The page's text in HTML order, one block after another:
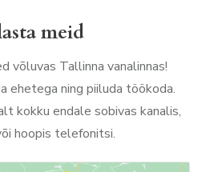
meid
võluvas Tallinna vanalinnas!
ehetega ning piiluda töökoda.
kokku endale sobivas kanalis,
hoopis telefonitsi.